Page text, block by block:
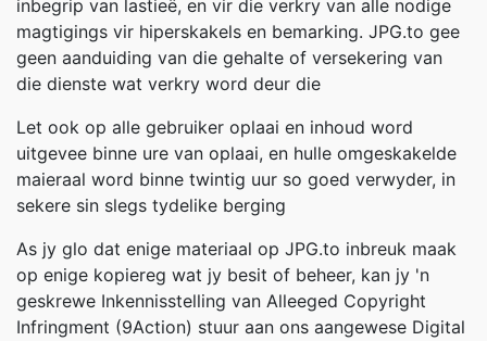
inbegrip van lastieë, en vir die verkry van alle nodige
magtigings vir hiperskakels en bemarking. JPG.to gee
geen aanduiding van die gehalte of versekering van
die dienste wat verkry word deur die
Let ook op alle gebruiker oplaai en inhoud word
uitgevee binne ure van oplaai, en hulle omgeskakelde
maieraal word binne twintig uur so goed verwyder, in
sekere sin slegs tydelike berging
As jy glo dat enige materiaal op JPG.to inbreuk maak
op enige kopiereg wat jy besit of beheer, kan jy 'n
geskrewe Inkennisstelling van Alleeged Copyright
Infringment (9Action) stuur aan ons aangewese Digital